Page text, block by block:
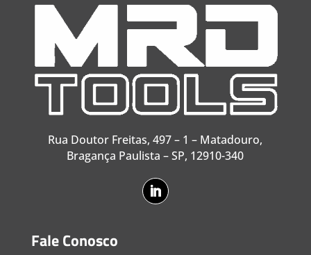
Rua Doutor Freitas, 497 – 1 – Matadouro,
Bragança Paulista – SP, 12910-340
Fale Conosco